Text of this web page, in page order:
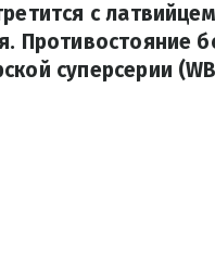
с
Противостояние
суперсерии